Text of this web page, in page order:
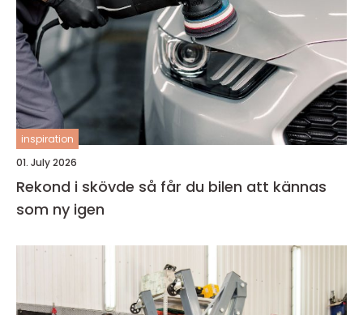
inspiration
01. July 2026
Rekond i skövde så får du bilen att kännas
som ny igen